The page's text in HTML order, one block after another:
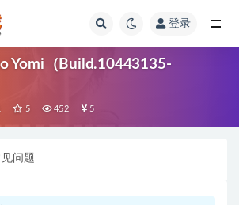
登录
Yomi（Build.10443135-
5 452 5
问题